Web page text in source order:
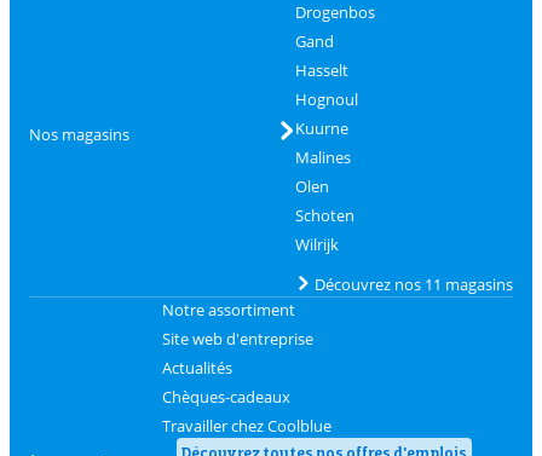
Nos magasins
Drogenbos
Gand
Hasselt
Hognoul
Kuurne
Malines
Olen
Schoten
Wilrijk
Découvrez nos 11 magasins
Notre assortiment
Site web d'entreprise
Actualités
Chèques-cadeaux
Travailler chez Coolblue